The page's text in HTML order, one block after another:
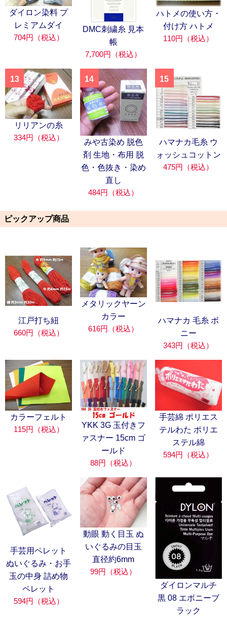
ダイロン染料 プ
レミアムダイ
704円（税込）
DMC刺繍糸 見本
帳
7,700円（税込）
ハトメの使い方・
付け方 ハトメ
110円（税込）
13
リリアンの糸
334円（税込）
14
みや古染め 脱色
剤 生地・布用 脱
色・色抜き・染め
直し
484円（税込）
15
ハマナカ毛糸 ウ
ォッシュコットン
475円（税込）
ピックアップ商品
江戸打ち紐
660円（税込）
メタリックヤーン
カラー
616円（税込）
ハマナカ 毛糸 ボ
ニー
343円（税込）
カラーフェルト
115円（税込）
YKK 3G 玉付きフ
ァスナー 15cm ゴ
ールド
88円（税込）
手芸綿 ポリエス
テルわた ポリエ
ステル綿
594円（税込）
手芸用ペレット
ぬいぐるみ・お手
玉の中身 詰め物
ペレット
594円（税込）
動眼 動く目玉 ぬ
いぐるみの目玉
直径約6mm
99円（税込）
ダイロンマルチ
黒 08 エボニーブ
ラック